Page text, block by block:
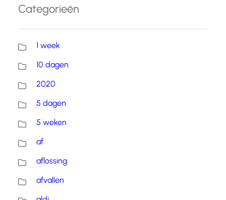
Categorieën
1 week
10 dagen
2020
5 dagen
5 weken
af
aflossing
afvallen